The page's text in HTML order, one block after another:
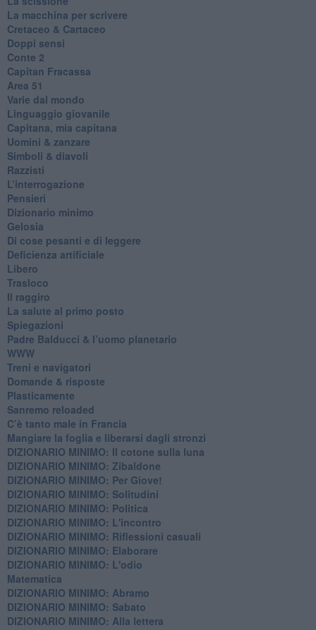
La macchina per scrivere
Cretaceo & Cartaceo
Doppi sensi
​Conte 2
​Capitan Fracassa
​Area 51
Varie dal mondo
​Linguaggio giovanile
​Capitana, mia capitana
Uomini & zanzare
​Simboli & diavoli
Razzisti
​L’interrogazione
Pensieri
​Dizionario minimo
Gelosia
Di cose pesanti e di leggere
​Deficienza artificiale
Libero
Trasloco
Il raggiro
​La salute al primo posto
Spiegazioni
Padre Balducci & l’uomo planetario
WWW
​Treni e navigatori
​Domande & risposte
​Plasticamente
Sanremo reloaded
C’è tanto male in Francia
​Mangiare la foglia e liberarsi dagli stronzi
DIZIONARIO MINIMO: Il cotone sulla luna
DIZIONARIO MINIMO: Zibaldone
DIZIONARIO MINIMO: Per Giove!
DIZIONARIO MINIMO: Solitudini
DIZIONARIO MINIMO: Politica
DIZIONARIO MINIMO: L'incontro
DIZIONARIO MINIMO: Riflessioni casuali
DIZIONARIO MINIMO: Elaborare
DIZIONARIO MINIMO: L'odio
​Matematica
DIZIONARIO MINIMO: Abramo
DIZIONARIO MINIMO: Sabato
​DIZIONARIO MINIMO: Alla lettera